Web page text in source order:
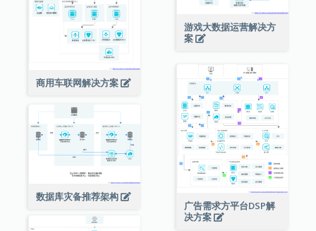
游戏大数据运营解决方
案
商用车联网解决方案
广告需求方平台DSP解
决方案
数据库灾备推荐架构